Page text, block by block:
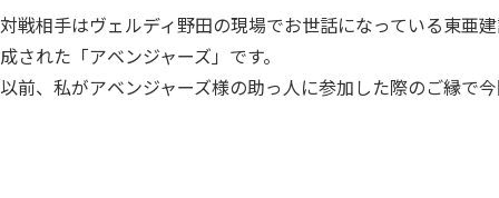
対戦相手はヴェルディ野田の現場でお世話になっている東亜
成された「アベンジャーズ」です。
以前、私がアベンジャーズ様の助っ人に参加した際のご縁で